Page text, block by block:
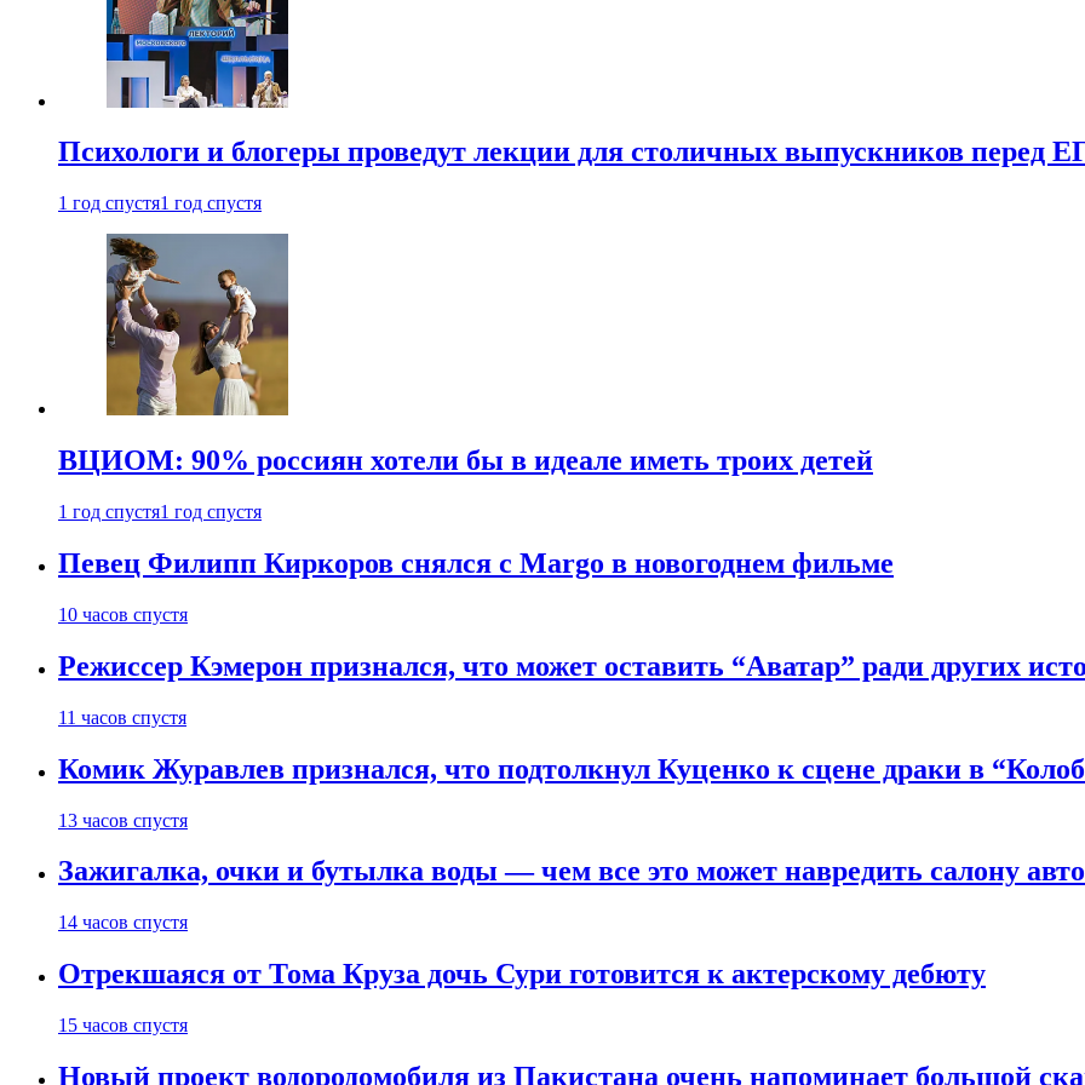
Психологи и блогеры проведут лекции для столичных выпускников перед
1 год спустя1 год спустя
ВЦИОМ: 90% россиян хотели бы в идеале иметь троих детей
1 год спустя1 год спустя
Певец Филипп Киркоров снялся с Margo в новогоднем фильме
10 часов спустя
Режиссер Кэмерон признался, что может оставить “Аватар” ради других
11 часов спустя
Комик Журавлев признался, что подтолкнул Куценко к сцене драки в
13 часов спустя
Зажигалка, очки и бутылка воды — чем все это может навредить салону
14 часов спустя
Отрекшаяся от Тома Круза дочь Сури готовится к актерскому дебюту
15 часов спустя
Новый проект водородомобиля из Пакистана очень напоминает большой